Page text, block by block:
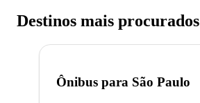
Destinos mais procurados
Ônibus para São Paulo